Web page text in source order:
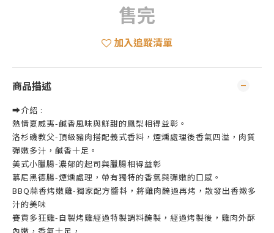
售完
加入追蹤清單
商品描述
➡️介紹 :
熱情夏威夷-鹹香風味與鮮甜的鳳梨相得益彰。
洛杉磯教父-頂級豬肉搭配義式香料，煙燻處理後香氣四溢，肉質
彈嫩多汁，鹹香十足。
美式小臘腸-濃郁的起司與臘腸相得益彰
慕尼黑德腸-煙燻處理，帶有獨特的香氣與彈嫩的口感。
BBQ蒜香烤嫩雞-獨家配方醬料，將雞肉醃過再烤，散發出香嫩多
汁的美味
賽貢多狂雞-自製烤雞經過特製調料醃製，經過烤製後，雞肉外酥